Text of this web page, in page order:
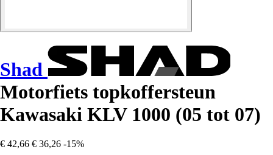
Shad
Motorfiets topkoffersteun
Kawasaki KLV 1000 (05 tot 07)
€ 42,66 € 36,26 -15%